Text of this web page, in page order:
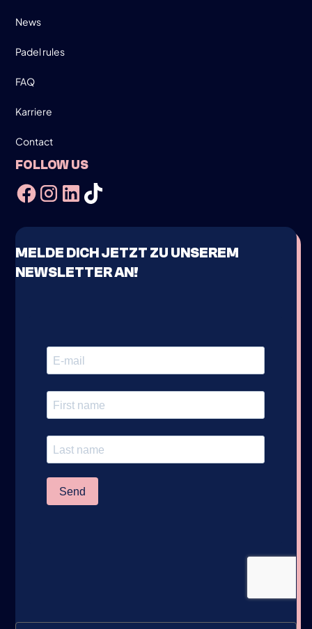
News
Padel rules
FAQ
Karriere
Contact
FOLLOW US
MELDE DICH JETZT ZU UNSEREM
NEWSLETTER AN!